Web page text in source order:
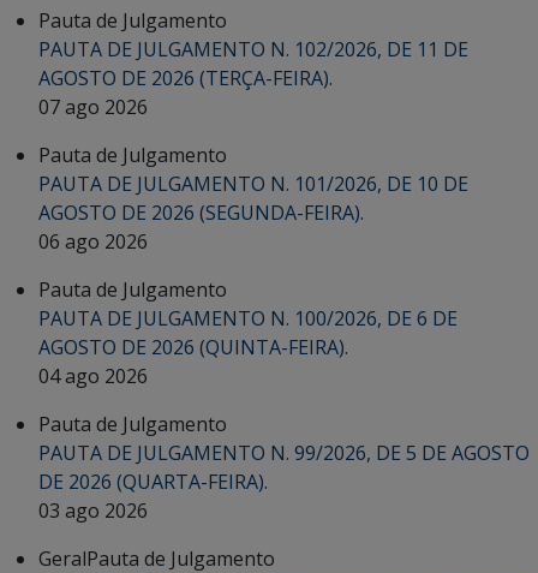
Pauta de Julgamento
PAUTA DE JULGAMENTO N. 102/2026, DE 11 DE
AGOSTO DE 2026 (TERÇA-FEIRA).
07 ago 2026
Pauta de Julgamento
PAUTA DE JULGAMENTO N. 101/2026, DE 10 DE
AGOSTO DE 2026 (SEGUNDA-FEIRA).
06 ago 2026
Pauta de Julgamento
PAUTA DE JULGAMENTO N. 100/2026, DE 6 DE
AGOSTO DE 2026 (QUINTA-FEIRA).
04 ago 2026
Pauta de Julgamento
PAUTA DE JULGAMENTO N. 99/2026, DE 5 DE AGOSTO
DE 2026 (QUARTA-FEIRA).
03 ago 2026
GeralPauta de Julgamento